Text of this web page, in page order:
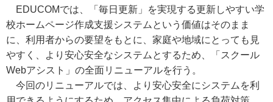
EDUCOMでは、「毎日更新」を実現する更新しやすい学
校ホームページ作成支援システムという価値はそのまま
に、利用者からの要望をもとに、家庭や地域にとっても見
やすく、より安心安全なシステムとするため、「スクール
Webアシスト」の全面リニューアルを行う。
今回のリニューアルでは、より安心安全にシステムを利